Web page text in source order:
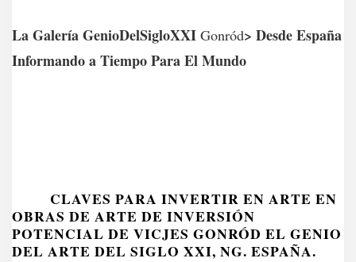
La Galería GenioDelSigloXXI Gonród> Desde España
Informando a Tiempo Para El Mundo
CLAVES PARA INVERTIR EN ARTE EN
OBRAS DE ARTE DE INVERSIÓN
POTENCIAL DE VICJES GONRÓD EL GENIO
DEL ARTE DEL SIGLO XXI, NG. ESPAÑA.